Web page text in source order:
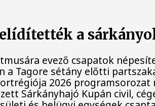
a
evező csapatok
a Tagore sétány előtti
2026 programsorozat
Sárkányhajó Kupán civil,